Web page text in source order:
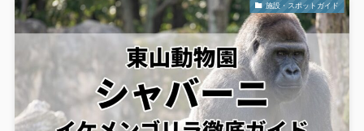
施設・スポットガイド